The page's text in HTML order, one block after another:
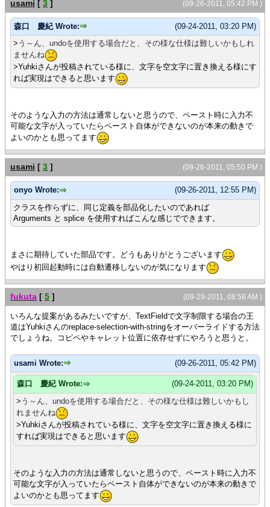
{tf.clear-undo-
stack}
}
{if {tf.get-
text}.size >= tf.max-chars then
let kp:KeyPress =
{KeyPress}
set kp.value =
KeyPressValue.tab
object.enqueue-event
kp
}
{e.consume}
}
},
{on AttachEvent do
{tf1.become-active}
}}}
{let tf1:TextField =
{TextField
{splice arg}
}
{let tf2:TextField =
{TextField
width = 40pt,
max-chars = 5,
{splice arg}
}
{let tf3:TextField =
{TextField
width = 40pt,
max-chars = 4,
{splice arg}
}
}
{let tf4:TextField =
{TextField
max-chars = 3,
{splice arg}
}
}
(09-26-2011, 05:42 PM )
usami [ 3 ]
(09-24-2011, 03:20 PM)
森口 慶紀 Wrote:
> う～ん、undoを使用する場合だと、その様な仕様は難しいかもしれ
ませんね
>Yuhkiさんが投稿されている様に、文字を空文字に置き換える様にす
れば実現はできると思います
そのような入力の方法は通常しないと思うので、ペースト時に入力不
可能な文字が入っていたらペースト自体ができないのが本来の動きで
よいのかとも思ってます
(09-26-2011, 05:50 PM )
usami [ 3 ]
(09-26-2011, 12:55 PM)
onyo Wrote:
クラスを作らずに、同じ定義を部品化したいのであれば
Arguments と splice を使用すればこんな感じでできます。
まさに期待していた部品です。どうもありがとうございます
やはり初回起動時には自動遷移しないのが気になります
(09-29-2011, 08:56 AM )
fukuta [ 5 ]
いろんな提案があるみたいですが、TextFieldで文字制限する場合の王
道はYuhkiさんのreplace-selection-with-stringをオーバーライドする方法
でしょうね。コピペやキャレット位置に依存せずにやろうと思うと。
(09-26-2011, 05:42 PM)
usami Wrote:
(09-24-2011, 03:20 PM)
森口 慶紀 Wrote:
> う～ん、undoを使用する場合だと、その様な仕様は難しいかもし
れませんね
>Yuhkiさんが投稿されている様に、文字を空文字に置き換える様に
すれば実現はできると思います
そのような入力の方法は通常しないと思うので、ペースト時に入力不
可能な文字が入っていたらペースト自体ができないのが本来の動きで
よいのかとも思ってます